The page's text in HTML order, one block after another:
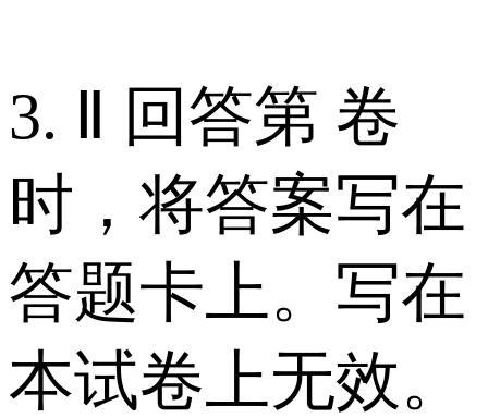
3. Ⅱ 回答第 卷
时，将答案写在
答题卡上。写在
本试卷上无效。